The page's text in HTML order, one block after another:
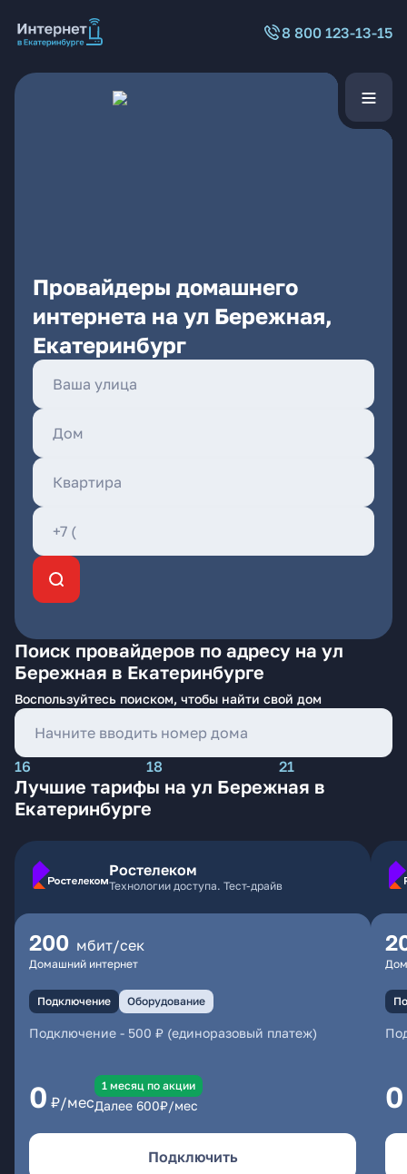
8 800 123-13-15
Провайдеры домашнего
интернета на ул Бережная,
Екатеринбург
Поиск провайдеров по адресу на ул
Бережная в Екатеринбурге
Воспользуйтесь поиском, чтобы найти свой дом
16 18 21
Лучшие тарифы на ул Бережная в
Екатеринбурге
Ростелеком
Технологии доступа. Тест-драйв
200 мбит/сек
Домашний интернет
Подключение Оборудование
Подключение - 500 ₽ (единоразовый платеж)
0 ₽/мес
1 месяц по акции
Далее 600₽/мес
Подключить
0